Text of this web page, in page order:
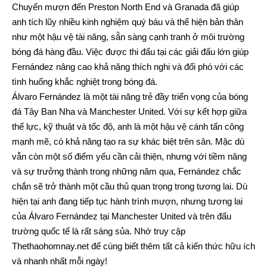
Chuyến mượn đến Preston North End và Granada đã giúp
anh tích lũy nhiều kinh nghiệm quý báu và thể hiện bản thân
như một hậu vệ tài năng, sẵn sàng cạnh tranh ở môi trường
bóng đá hàng đầu. Việc được thi đấu tại các giải đấu lớn giúp
Fernández nâng cao khả năng thích nghi và đối phó với các
tình huống khắc nghiệt trong bóng đá.
Álvaro Fernández là một tài năng trẻ đầy triển vọng của bóng
đá Tây Ban Nha và Manchester United. Với sự kết hợp giữa
thể lực, kỹ thuật và tốc độ, anh là một hậu vệ cánh tấn công
mạnh mẽ, có khả năng tạo ra sự khác biệt trên sân. Mặc dù
vẫn còn một số điểm yếu cần cải thiện, nhưng với tiềm năng
và sự trưởng thành trong những năm qua, Fernández chắc
chắn sẽ trở thành một cầu thủ quan trọng trong tương lai. Dù
hiện tại anh đang tiếp tục hành trình mượn, nhưng tương lai
của Álvaro Fernández tại Manchester United và trên đấu
trường quốc tế là rất sáng sủa. Nhớ truy cập
Thethaohomnay.net để cùng biết thêm tất cả kiến thức hữu ích
và nhanh nhất mỗi ngày!